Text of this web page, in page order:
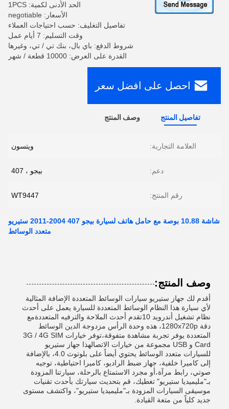
الحد الأدنى لكمية: 1PCS
الأسعار: negotiable
تفاصيل التغليف: حسب احتياجات العملاء
وقت التسليم: 7 أيام عمل
شروط الدفع: باي بال، بنك تي / تي، وغيرها
القدرة على العرض: 10000 قطعة / شهر
احصل على افضل سعر
تفاصيل المنتج وصف المنتج
العلامة التجارية: ويتسون
دعم: بيجو ، 407
رقم المنتج: WT9447
شاشة 10.88 بوصة مع حامل هاتف لسيارة بيجو 407 2004-2011 ستيريو
متعدد الوسائط
وصف المنتج:
أقدم لك جهاز ستيريو سيارات الوسائط المتعددة الإضافة المثالية
لأي سيارة هذا النظام الوسائط المتعددة للسيارة يعمل على أحدث
نظام تشغيل أندرويد 10تقدم أحدث الملاحة والترفيه المتعددةمع
دقة 1280x720p، هذه وحدة الرأس مزدوجة الدين الوسائط
المتعددة يوفر تجربة مشاهدة متفوقة،توفر خيارات 3G / 4G SIM
Card و USB مجموعة من خيارات الاتصالهذا جهاز ستيريو
للسيارات متعدد الوسائط يحتوي أيضاً على بلوتوث 4.0، بالإضافة
إلى كاميرا خلفية، جهاز ضبط الراديو، كاميرا احتياطية، توجيه
صوتي، رابط مرآة،أو مجرد الاستمتاع بالرحلة، سيارتنا المزودة
بـ"مليميديا ستيريو" تغطيك، قم بتحديث سيارتك بأحدث تقنيات
موسيقى السيارات المزودة بـ"مليميديا ستيريو"، واكتشف مستوى
جديد كلياً من متعة القيادة.